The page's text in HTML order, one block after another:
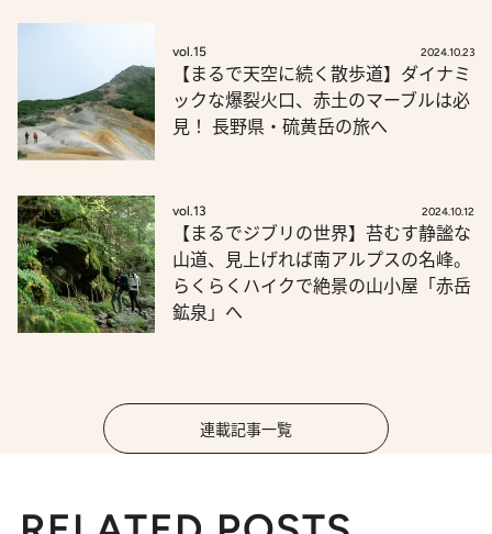
vol.15 2024.10.23
【まるで天空に続く散歩道】ダイナミ
ックな爆裂火口、赤土のマーブルは必
見！ 長野県・硫黄岳の旅へ
vol.13 2024.10.12
【まるでジブリの世界】苔むす静謐な
山道、見上げれば南アルプスの名峰。
らくらくハイクで絶景の山小屋「赤岳
鉱泉」へ
連載記事一覧